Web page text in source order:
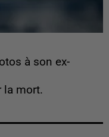
à son ex-
la mort.